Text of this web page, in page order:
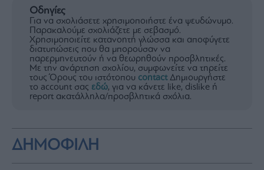
Οδηγίες
Για να σχολιάσετε χρησιμοποιήστε ένα ψευδώνυμο.
Παρακαλούμε σχολιάζετε με σεβασμό.
Χρησιμοποιείτε κατανοητή γλώσσα και αποφύγετε
διατυπώσεις που θα μπορούσαν να
παρερμηνευτούν ή να θεωρηθούν προσβλητικές.
Με την ανάρτηση σχολίου, συμφωνείτε να τηρείτε
τους Όρους του ιστότοπου contactΔημιουργήστε
το account σας εδώ, για να κάνετε like, dislike ή
report ακατάλληλα/προσβλητικά σχόλια.
ΔΗΜΟΦΙΛΗ